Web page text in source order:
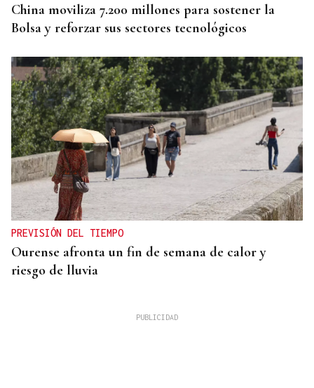
China moviliza 7.200 millones para sostener la
Bolsa y reforzar sus sectores tecnológicos
PREVISIÓN DEL TIEMPO
Ourense afronta un fin de semana de calor y
riesgo de lluvia